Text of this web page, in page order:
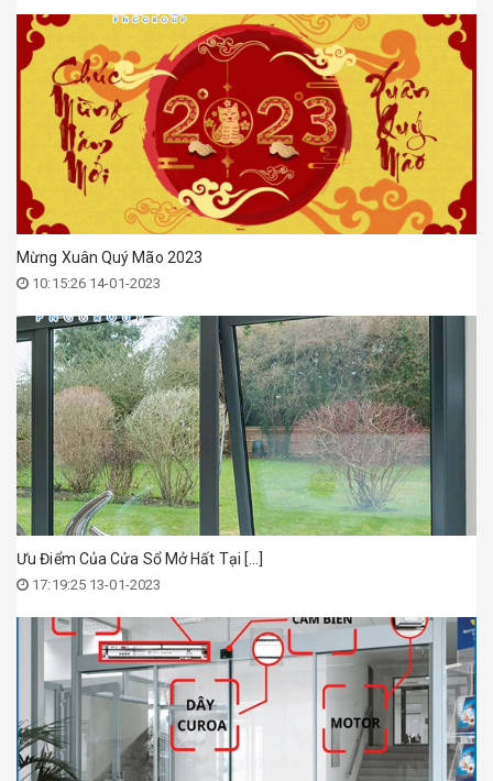
Mừng Xuân Quý Mão 2023
10:15:26 14-01-2023
Ưu Điểm Của Cửa Sổ Mở Hất Tại [...]
17:19:25 13-01-2023